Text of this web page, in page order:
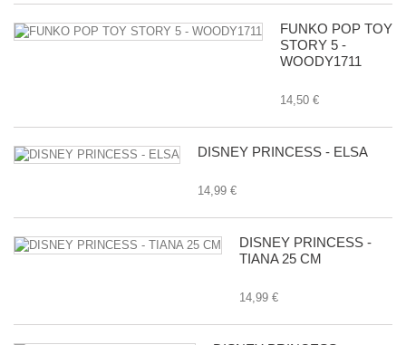
FUNKO POP TOY
STORY 5 -
WOODY1711
14,50 €
DISNEY PRINCESS - ELSA
14,99 €
DISNEY PRINCESS -
TIANA 25 CM
14,99 €